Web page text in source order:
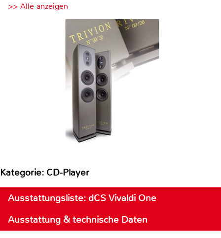
>> Alle anzeigen
Kategorie: CD-Player
Ausstattungsliste: dCS Vivaldi One
Ausstattung & technische Daten